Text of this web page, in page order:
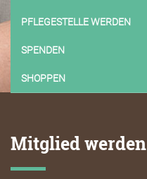
PFLEGESTELLE WERDEN
SPENDEN
SHOPPEN
Mitglied werden